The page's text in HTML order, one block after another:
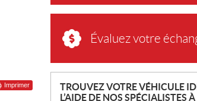
Imprimer
Évaluez votre
N
TROUVEZ VOTRE VÉHICULE
L’AIDE DE NOS SPÉCIALISTES